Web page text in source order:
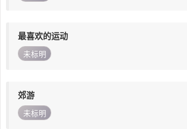
最喜欢的运动
未标明
郊游
未标明